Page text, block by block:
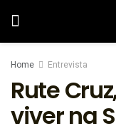
Home Entrevista
Rute
viver na